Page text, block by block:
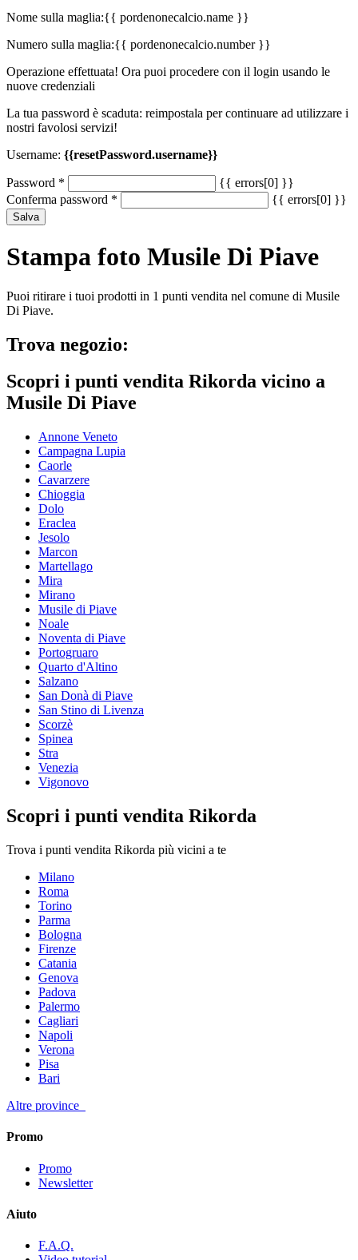
Nome sulla maglia:{{ pordenonecalcio.name }}
Numero sulla maglia:{{ pordenonecalcio.number }}
Operazione effettuata! Ora puoi procedere con il login usando le
nuove credenziali
La tua password è scaduta: reimpostala per continuare ad utilizzare i
nostri favolosi servizi!
Username: {{resetPassword.username}}
Password *
{{ errors[0] }}
Conferma password * {{ errors[0] }}
Salva
Stampa foto Musile Di Piave
Puoi ritirare i tuoi prodotti in 1 punti vendita nel comune di Musile
Di Piave.
Trova negozio:
Scopri i punti vendita Rikorda vicino a
Musile Di Piave
Annone Veneto
Campagna Lupia
Caorle
Cavarzere
Chioggia
Dolo
Eraclea
Jesolo
Marcon
Martellago
Mira
Mirano
Musile di Piave
Noale
Noventa di Piave
Portogruaro
Quarto d'Altino
Salzano
San Donà di Piave
San Stino di Livenza
Scorzè
Spinea
Stra
Venezia
Vigonovo
Scopri i punti vendita Rikorda
Trova i punti vendita Rikorda più vicini a te
Milano
Roma
Torino
Parma
Bologna
Firenze
Catania
Genova
Padova
Palermo
Cagliari
Napoli
Verona
Pisa
Bari
Altre province
Promo
Promo
Newsletter
Aiuto
F.A.Q.